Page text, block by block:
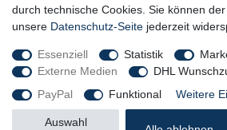
Newsletter
Newsletter-Anmeldung
durch technische Cookies. Sie können
unsere Datenschutz-Seite jederzeit
Essenziell Statistik
Externe Medien
DHL
PayPal
Funktional Weitere
Auswahl